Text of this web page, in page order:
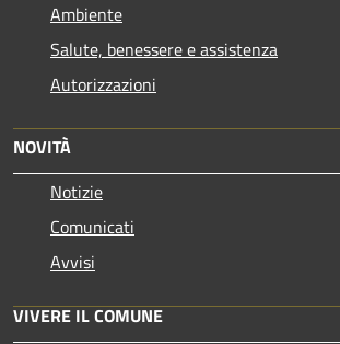
Ambiente
Salute, benessere e assistenza
Autorizzazioni
NOVITÀ
Notizie
Comunicati
Avvisi
VIVERE IL COMUNE